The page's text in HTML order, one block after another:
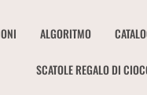
ALGORITMO
SCATOLE REGALO DI